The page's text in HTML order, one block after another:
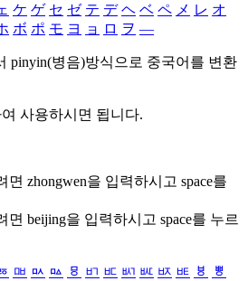
ケ ゲ セ ゼ テ デ ヘ ベ ペ メ レ オ
ボ ポ モ ヨ ョ ロ ヲ ―
pinyin(병음)방식으로 중국어를 변환
사용하시면 됩니다.
면 zhongwen을 입력하시고 space를
면 beijing을 입력하시고 space를 누르
ㅮ ㅯ ㅰ ㅱ ㅲ ㅳ ㅴ ㅵ ㅶ ㅷ ㅸ
ㅹ